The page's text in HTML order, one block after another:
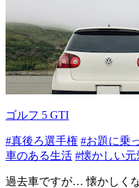
ゴルフ 5 GTI
#真後ろ選手権 #お題に乗
車のある生活 #懐かしい元
過去車ですが… 懐かしく